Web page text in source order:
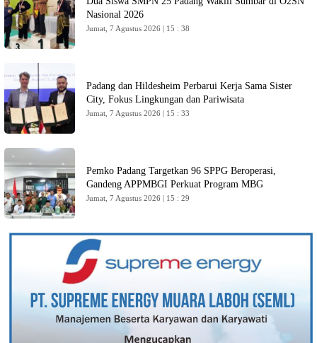
Nasional 2026
Jumat, 7 Agustus 2026 | 15 : 38
Padang dan Hildesheim Perbarui Kerja Sama Sister
City, Fokus Lingkungan dan Pariwisata
Jumat, 7 Agustus 2026 | 15 : 33
Pemko Padang Targetkan 96 SPPG Beroperasi,
Gandeng APPMBGI Perkuat Program MBG
Jumat, 7 Agustus 2026 | 15 : 29